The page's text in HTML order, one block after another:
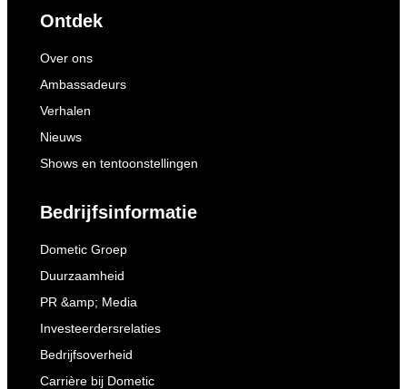
Ontdek
Over ons
Ambassadeurs
Verhalen
Nieuws
Shows en tentoonstellingen
Bedrijfsinformatie
Dometic Groep
Duurzaamheid
PR &amp; Media
Investeerdersrelaties
Bedrijfsoverheid
Carrière bij Dometic